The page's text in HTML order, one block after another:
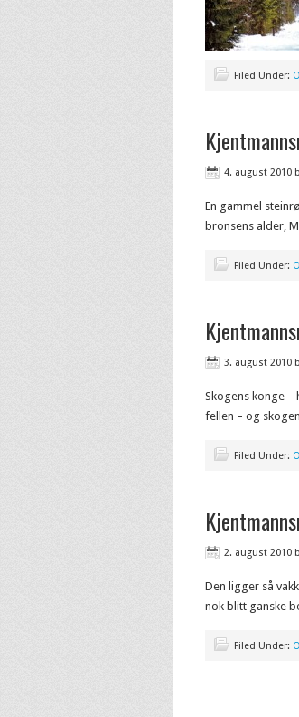
Filed Under:
4. august 2010
En gammel
bronsens alder,
Filed Under:
3. august 2010
Skogens konge
fellen – og
Filed Under:
2. august 2010
Den ligger så
nok blitt ganske
Filed Under: